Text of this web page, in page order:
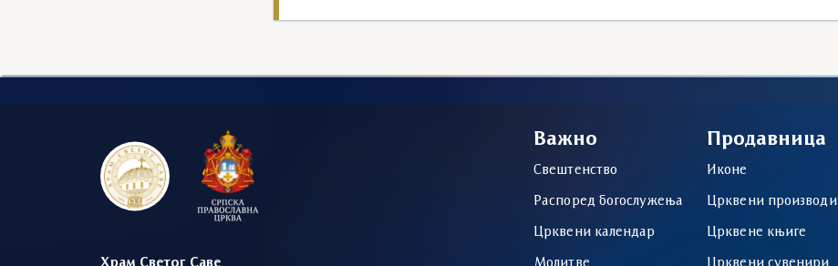
Важно
Свештенство
Распоред богослужења
Црквени календар
Продавница
Иконе
Црквени производи
Црквене књиге